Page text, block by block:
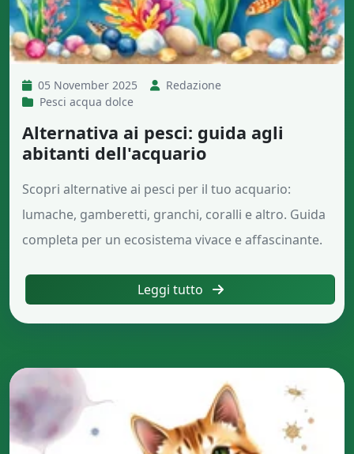
05 November 2025
Redazione
Pesci acqua dolce
Alternativa ai pesci: guida agli
abitanti dell'acquario
Scopri alternative ai pesci per il tuo acquario:
lumache, gamberetti, granchi, coralli e altro. Guida
completa per un ecosistema vivace e affascinante.
Leggi tutto